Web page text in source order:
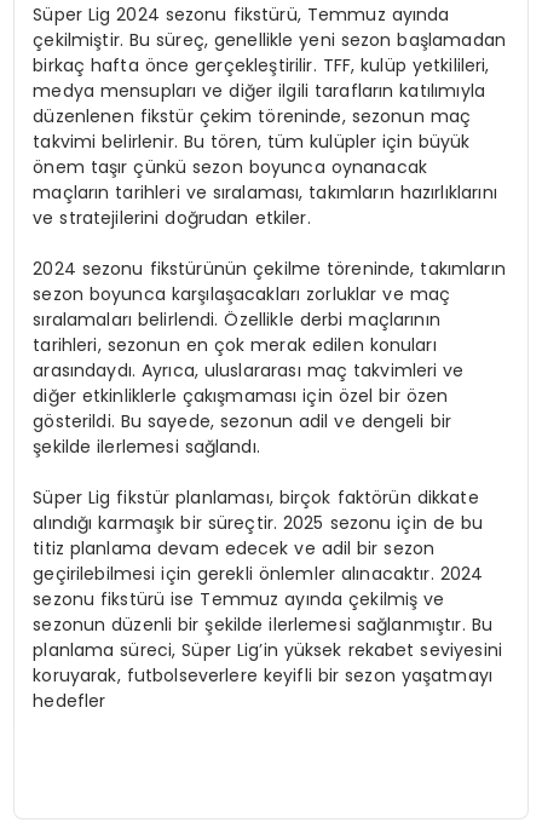
Süper Lig 2024 sezonu fikstürü, Temmuz ayında
çekilmiştir. Bu süreç, genellikle yeni sezon başlamadan
birkaç hafta önce gerçekleştirilir. TFF, kulüp yetkilileri,
medya mensupları ve diğer ilgili tarafların katılımıyla
düzenlenen fikstür çekim töreninde, sezonun maç
takvimi belirlenir. Bu tören, tüm kulüpler için büyük
önem taşır çünkü sezon boyunca oynanacak
maçların tarihleri ve sıralaması, takımların hazırlıklarını
ve stratejilerini doğrudan etkiler.
2024 sezonu fikstürünün çekilme töreninde, takımların
sezon boyunca karşılaşacakları zorluklar ve maç
sıralamaları belirlendi. Özellikle derbi maçlarının
tarihleri, sezonun en çok merak edilen konuları
arasındaydı. Ayrıca, uluslararası maç takvimleri ve
diğer etkinliklerle çakışmaması için özel bir özen
gösterildi. Bu sayede, sezonun adil ve dengeli bir
şekilde ilerlemesi sağlandı.
Süper Lig fikstür planlaması, birçok faktörün dikkate
alındığı karmaşık bir süreçtir. 2025 sezonu için de bu
titiz planlama devam edecek ve adil bir sezon
geçirilebilmesi için gerekli önlemler alınacaktır. 2024
sezonu fikstürü ise Temmuz ayında çekilmiş ve
sezonun düzenli bir şekilde ilerlemesi sağlanmıştır. Bu
planlama süreci, Süper Lig’in yüksek rekabet seviyesini
koruyarak, futbolseverlere keyifli bir sezon yaşatmayı
hedefler